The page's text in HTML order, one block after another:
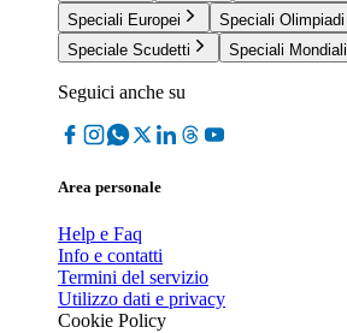
Speciali Europei
Speciali Olimpiadi
Speciale Scudetti
Speciali Mondiali
Seguici anche su
Area personale
Help e Faq
Info e contatti
Termini del servizio
Utilizzo dati e privacy
Cookie Policy